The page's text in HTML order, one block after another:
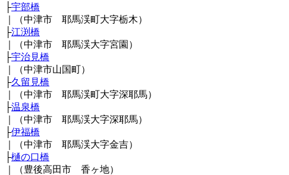
├宇部橋
｜（中津市 耶馬渓町大字栃木）
├江渕橋
｜（中津市 耶馬渓大字宮園）
├宇治見橋
｜（中津市山国町）
├久留見橋
｜（中津市 耶馬渓町大字深耶馬）
├温泉橋
｜（中津市 耶馬渓大字深耶馬）
├伊福橋
｜（中津市 耶馬渓大字金吉）
├樋の口橋
｜（豊後高田市 香ヶ地）